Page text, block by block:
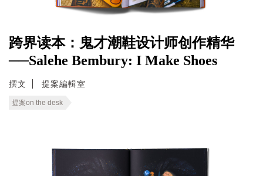
跨界读本：鬼才潮鞋设计师创作精华
──Salehe Bembury: I Make Shoes
撰文 提案編輯室
提案on the desk